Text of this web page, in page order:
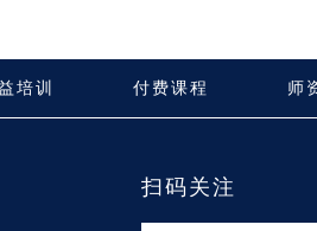
培训 付费课程 师
扫码关注